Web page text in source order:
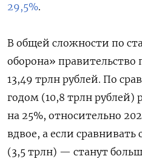
29,5%.
В общей сложности по
оборона» правительство
13,49 трлн рублей. По
годом (10,8 трлн рублей)
на 25%, относительно
вдвое, а если
(3,5 трлн) — станут